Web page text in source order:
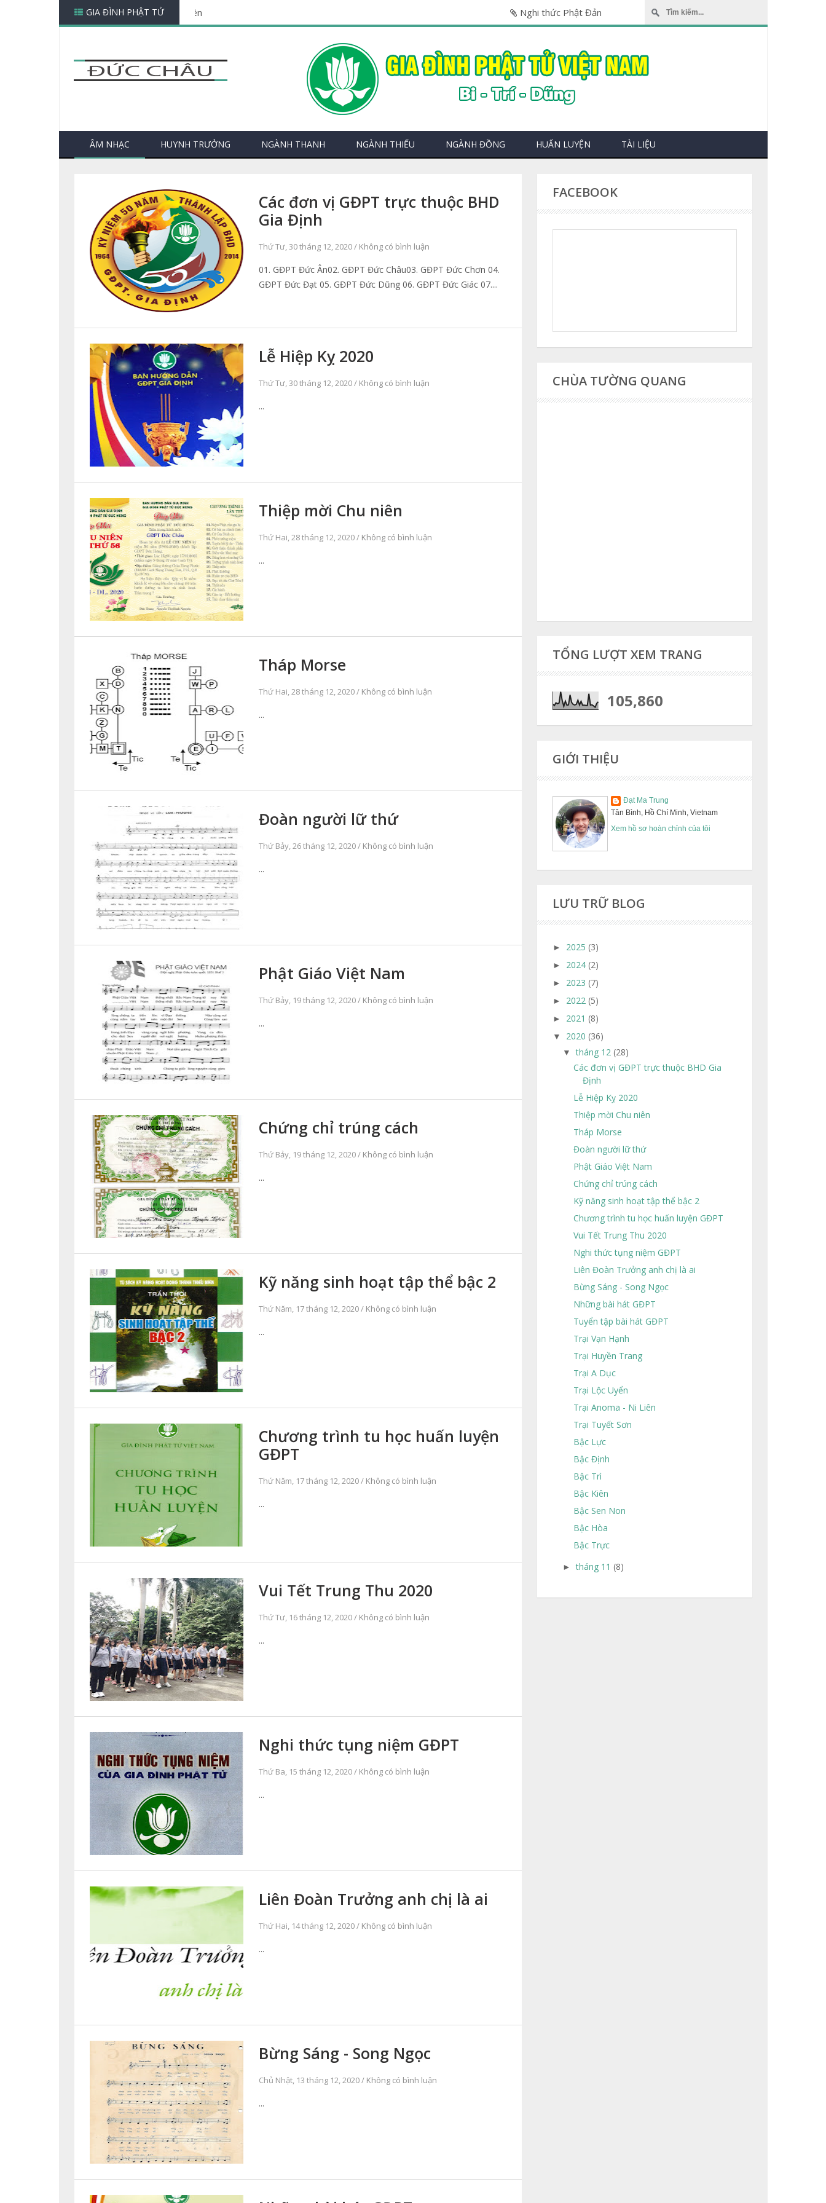
GIA ĐÌNH PHẬT TỬ
ÂM NHẠC HUYNH TRƯỞNG NGÀNH THANH NGÀNH THIẾU NGÀNH ĐỒNG HUẤN LUYỆN TÀI LIỆU
Các đơn vị GĐPT trực thuộc BHD
Gia Định
Thứ Tư, 30 tháng 12, 2020 / Không có bình luận
01. GĐPT Đức Ân02. GĐPT Đức Châu03. GĐPT Đức Chơn 04.
GĐPT Đức Đạt 05. GĐPT Đức Dũng 06. GĐPT Đức Giác 07....
Lễ Hiệp Kỵ 2020
Thứ Tư, 30 tháng 12, 2020 / Không có bình luận
...
Thiệp mời Chu niên
Thứ Hai, 28 tháng 12, 2020 / Không có bình luận
...
Tháp Morse
Thứ Hai, 28 tháng 12, 2020 / Không có bình luận
...
Đoàn người lữ thứ
Thứ Bảy, 26 tháng 12, 2020 / Không có bình luận
...
Phật Giáo Việt Nam
Thứ Bảy, 19 tháng 12, 2020 / Không có bình luận
...
Chứng chỉ trúng cách
Thứ Bảy, 19 tháng 12, 2020 / Không có bình luận
...
Kỹ năng sinh hoạt tập thể bậc 2
Thứ Năm, 17 tháng 12, 2020 / Không có bình luận
...
Chương trình tu học huấn luyện
GĐPT
Thứ Năm, 17 tháng 12, 2020 / Không có bình luận
...
Vui Tết Trung Thu 2020
Thứ Tư, 16 tháng 12, 2020 / Không có bình luận
...
Nghi thức tụng niệm GĐPT
Thứ Ba, 15 tháng 12, 2020 / Không có bình luận
...
Liên Đoàn Trưởng anh chị là ai
Thứ Hai, 14 tháng 12, 2020 / Không có bình luận
...
Bừng Sáng - Song Ngọc
Chủ Nhật, 13 tháng 12, 2020 / Không có bình luận
...
FACEBOOK
CHÙA TƯỜNG QUANG
TỔNG LƯỢT XEM TRANG
105,860
GIỚI THIỆU
Đạt Ma Trung
Tân Bình, Hồ Chí Minh, Vietnam
Xem hồ sơ hoàn chỉnh của tôi
LƯU TRỮ BLOG
► 2025 (3)
► 2024 (2)
► 2023 (7)
► 2022 (5)
► 2021 (8)
▼ 2020 (36)
▼tháng 12 (28)
Các đơn vị GĐPT trực thuộc BHD Gia
Định
Lễ Hiệp Kỵ 2020
Thiệp mời Chu niên
Tháp Morse
Đoàn người lữ thứ
Phật Giáo Việt Nam
Chứng chỉ trúng cách
Kỹ năng sinh hoạt tập thể bậc 2
Chương trình tu học huấn luyện GĐPT
Vui Tết Trung Thu 2020
Nghi thức tụng niệm GĐPT
Liên Đoàn Trưởng anh chị là ai
Bừng Sáng - Song Ngọc
Những bài hát GĐPT
Tuyển tập bài hát GĐPT
Trại Vạn Hạnh
Trại Huyền Trang
Trại A Dục
Trại Lộc Uyển
Trại Anoma - Ni Liên
Trại Tuyết Sơn
Bậc Lực
Bậc Định
Bậc Trì
Bậc Kiên
Bậc Sen Non
Bậc Hòa
Bậc Trực
►tháng 11 (8)